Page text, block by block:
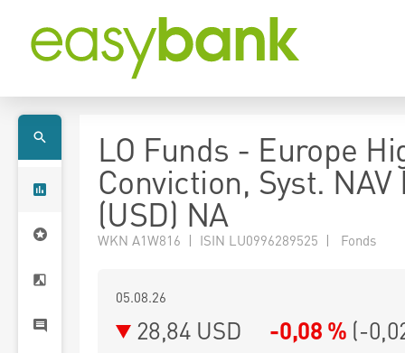
LO Funds - Europe
Conviction, Syst. NAV
(USD) NA
WKN A1W816 | ISIN LU0996289525 | Fonds
05.08.26
28,84 USD -0,08 % (-